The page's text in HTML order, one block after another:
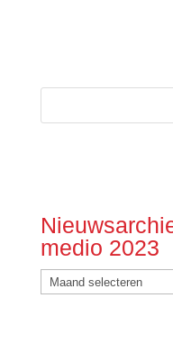
medio 2023
Nieuwsarchief
van